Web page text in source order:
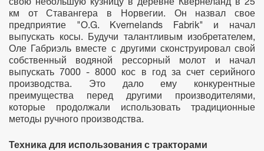
км от Ставангера в Норвегии. Он назвал свое
предприятие "O.G. Kvernelands Fabrik" и начал
выпускать косы. Будучи талантливым изобретателем,
Оле Габриэль вместе с другими сконструировал свой
собственный водяной рессорный молот и начал
выпускать 7000 - 8000 кос в год за счет серийного
производства. Это дало ему конкурентные
преимущества перед другими производителями,
которые продолжали использовать традиционные
методы ручного производства.
Техника для использования с тракторами